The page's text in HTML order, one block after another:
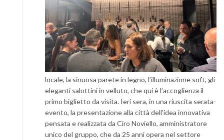
locale, la sinuosa parete in legno, l’illuminazione soft, gli
eleganti salottini in velluto, che qui è l’accoglienza il
primo biglietto da visita. Ieri sera, in una riuscita serata-
evento, la presentazione alla città dell’idea innovativa
pensata e realizzata da Ciro Noviello, amministratore
unico del gruppo, che da 25 anni opera nel settore